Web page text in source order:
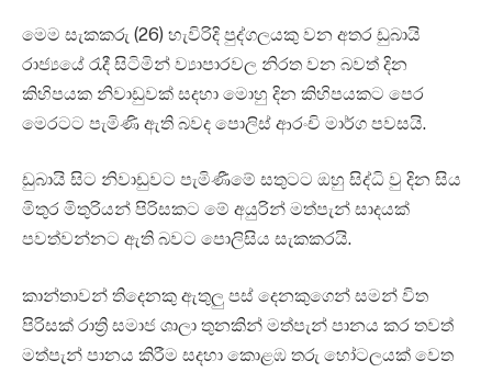
මෙම සැකකරු (26) හැවිරිදි පුද්ගලයකු වන අතර ඩුබායි
රාජ්‍යයේ රැදී සිටිමින් ව්‍යාපාරවල නිරත වන බවත් දින
කිහිපයක නිවාඩුවක් සදහා මොහු දින කිහිපයකට පෙර
මෙරටට පැමිණි ඇති බවද පොලිස් ආරංචි මාර්ග පවසයි.
ඩුබායි සිට නිවාඩුවට පැමිණීමේ සතුටට ඔහු සිද්ධි වු දින සිය
මිතුර මිතුරියන් පිරිසකට මේ අයුරින් මත්පැන් සාදයක්
පවත්වන්නට ඇති බවට පොලිසිය සැකකරයි.
කාන්තාවන් තිදෙනකු ඇතුලු පස් දෙනකුගෙන් සමන් විත
පිරිසක් රාත්‍රි සමාජ ශාලා තුනකින් මත්පැන් පානය කර තවත්
මත්පැන් පානය කිරීම සදහා කොළඹ තරු හෝටලයක් වෙත